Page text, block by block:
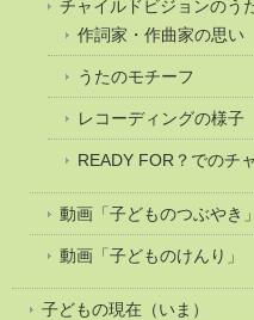
チャイルドビジョンのう
作詞家・作曲家の思い
うたのモチーフ
レコーディングの様子
READY FOR？でのチ
動画「子どものつぶやき」
動画「子どものけんり」
子どもの現在（いま）